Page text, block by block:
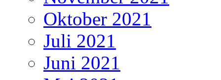
Oktober 2021
Juli 2021
Juni 2021